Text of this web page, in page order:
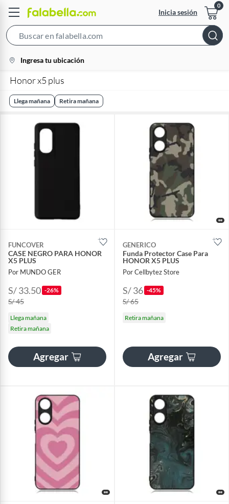
Inicia sesión
Bar
location-
icon
Ingresa tu ubicación
Honor x5 plus
Llega mañana Retira mañana
FUNCOVER
CASE NEGRO PARA HONOR
X5 PLUS
Por MUNDO GER
S/ 33.50 -26%
S/ 45
Llega mañana
Retira mañana
Agregar
GENERICO
Funda Protector Case Para
HONOR X5 PLUS
Por Cellbytez Store
S/ 36 -45%
S/ 65
Retira mañana
Agregar